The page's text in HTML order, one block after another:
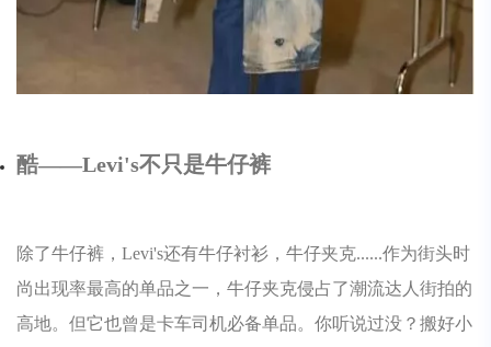
酷——Levi's不只是牛仔裤
除了牛仔裤，Levi's还有牛仔衬衫，牛仔夹克......作为街头时
尚出现率最高的单品之一，牛仔夹克侵占了潮流达人街拍的
高地。但它也曾是卡车司机必备单品。你听说过没？搬好小